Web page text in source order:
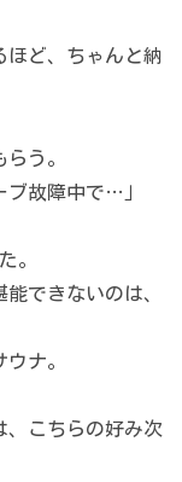
ほど、ちゃんと納
う。
ブ故障中で…」
。
できないのは、
ナ。
、こちらの好み次